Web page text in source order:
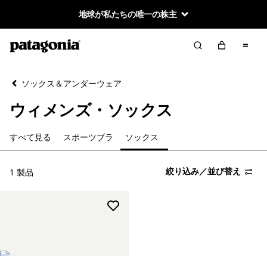
地球が私たちの唯一の株主
絞り込み／並び替え
絞り込み
カテゴリー
すべて見る
スポーツブラ
ソックス
ソックス＆アンダーウェア
ウィメンズ・ソックス
すべて見る スポーツブラ ソックス
1 製品 絞り込み／並び替え